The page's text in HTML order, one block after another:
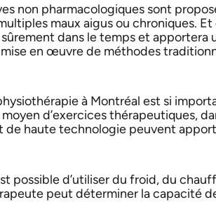
non pharmacologiques sont
maux aigus ou chroniques. Et
dans le temps et apportera
en œuvre de méthodes
à Montréal est si
d’exercices thérapeutiques,
de haute technologie peuvent
d’utiliser du froid, du
peut déterminer la capacité